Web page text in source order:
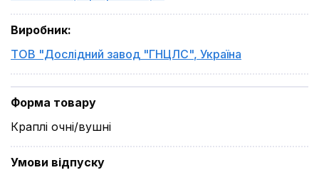
Виробник:
ТОВ "Дослідний завод "ГНЦЛС", Україна
Форма товару
Краплі очні/вушні
Умови відпуску